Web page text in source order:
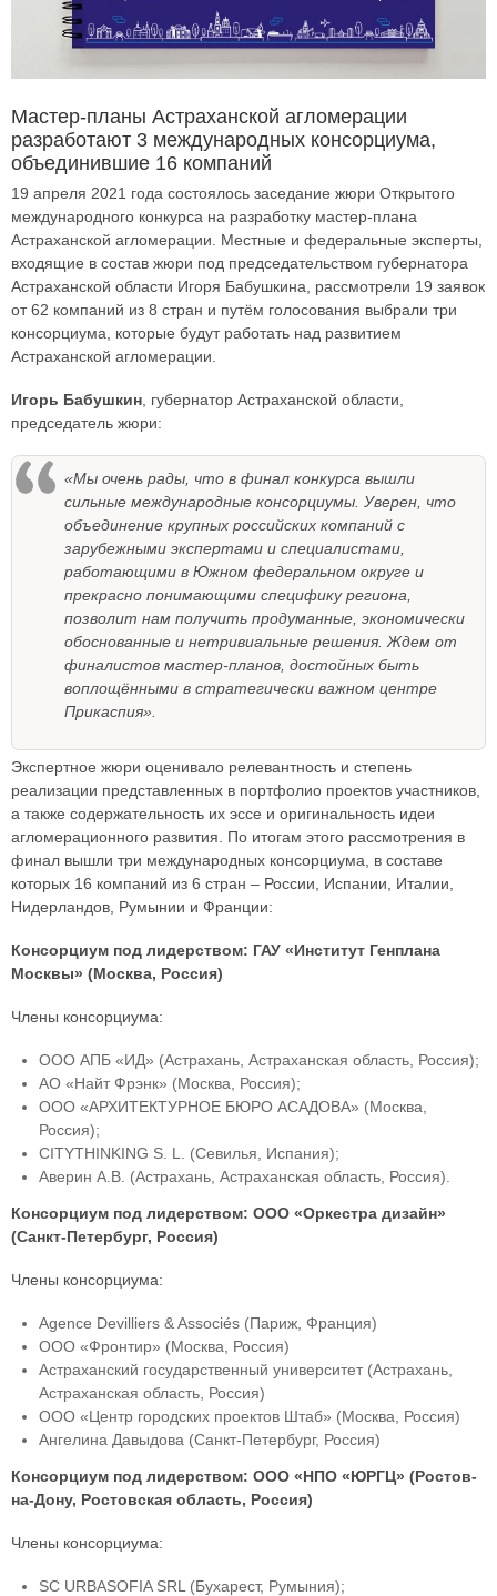
Мастер-планы Астраханской агломерации
разработают 3 международных консорциума,
объединившие 16 компаний
19 апреля 2021 года состоялось заседание жюри Открытого
международного конкурса на разработку мастер-плана
Астраханской агломерации. Местные и федеральные эксперты,
входящие в состав жюри под председательством губернатора
Астраханской области Игоря Бабушкина, рассмотрели 19 заявок
от 62 компаний из 8 стран и путём голосования выбрали три
консорциума, которые будут работать над развитием
Астраханской агломерации.
Игорь Бабушкин , губернатор Астраханской области,
председатель жюри:
«Мы очень рады, что в финал конкурса вышли
сильные международные консорциумы. Уверен, что
объединение крупных российских компаний с
зарубежными экспертами и специалистами,
работающими в Южном федеральном округе и
прекрасно понимающими специфику региона,
позволит нам получить продуманные, экономически
обоснованные и нетривиальные решения. Ждем от
финалистов мастер-планов, достойных быть
воплощёнными в стратегически важном центре
Прикаспия».
Экспертное жюри оценивало релевантность и степень
реализации представленных в портфолио проектов участников,
а также содержательность их эссе и оригинальность идеи
агломерационного развития. По итогам этого рассмотрения в
финал вышли три международных консорциума, в составе
которых 16 компаний из 6 стран – России, Испании, Италии,
Нидерландов, Румынии и Франции:
Консорциум под лидерством: ГАУ «Институт Генплана
Москвы» (Москва, Россия)
Члены консорциума:
ООО АПБ «ИД» (Астрахань, Астраханская область, Россия);
АО «Найт Фрэнк» (Москва, Россия);
ООО «АРХИТЕКТУРНОЕ БЮРО АСАДОВА» (Москва,
Россия);
CITYTHINKING S. L. (Севилья, Испания);
Аверин А.В. (Астрахань, Астраханская область, Россия).
Консорциум под лидерством: ООО «Оркестра дизайн»
(Санкт-Петербург, Россия)
Члены консорциума:
Agence Devilliers & Associés (Париж, Франция)
ООО «Фронтир» (Москва, Россия)
Астраханский государственный университет (Астрахань,
Астраханская область, Россия)
ООО «Центр городских проектов Штаб» (Москва, Россия)
Ангелина Давыдова (Санкт-Петербург, Россия)
Консорциум под лидерством: ООО «НПО «ЮРГЦ» (Ростов-
на-Дону, Ростовская область, Россия)
Члены консорциума:
SC URBASOFIA SRL (Бухарест, Румыния);